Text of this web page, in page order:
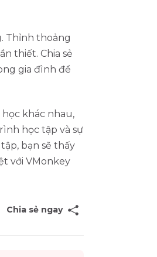
Thỉnh thoảng
thiết. Chia sẻ
gia đình để
khác nhau,
học tập và sự
bạn sẽ thấy
với VMonkey
Chia sẻ ngay